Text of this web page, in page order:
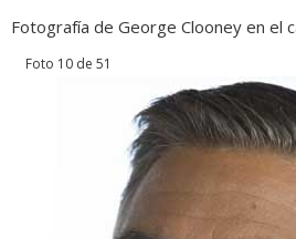
Fotografía de George Clooney en el
Foto 10 de 51